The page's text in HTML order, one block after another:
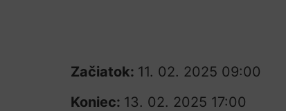
Začiatok: 11. 02. 2025 09:00
Koniec: 13. 02. 2025 17:00